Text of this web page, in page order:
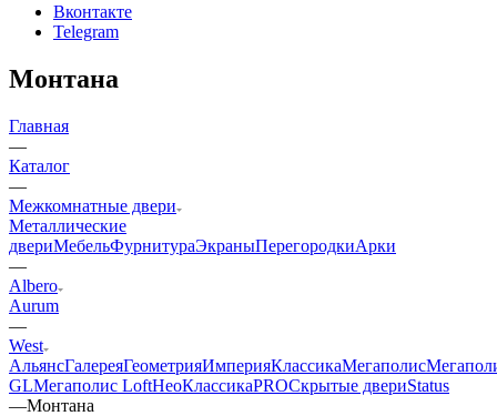
Вконтакте
Telegram
Монтана
Главная
—
Каталог
—
Межкомнатные двери
Металлические
двериМебельФурнитураЭкраныПерегородкиАрки
—
Albero
Aurum
—
West
АльянсГалереяГеометрияИмперияКлассикаМегаполис
GLМегаполис LoftНеоКлассикаPROСкрытые двериStatus
—Монтана